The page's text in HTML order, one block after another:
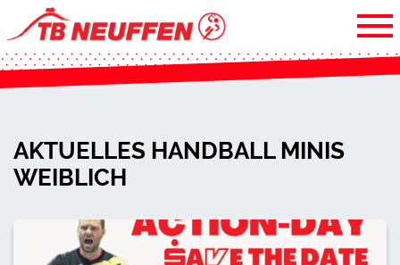
AKTUELLES HANDBALL MINIS
WEIBLICH